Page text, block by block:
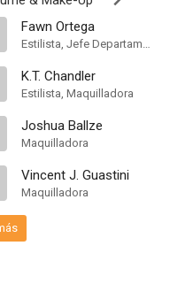
Fawn Ortega
Estilista, Jefe Departamento de Maquillaje, Hair Department Head
K.T. Chandler
Estilista, Maquilladora
Joshua Ballze
Maquilladora
Vincent J. Guastini
Maquilladora